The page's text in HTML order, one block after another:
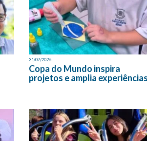
31/07/2026
Copa do Mundo inspira
projetos e amplia